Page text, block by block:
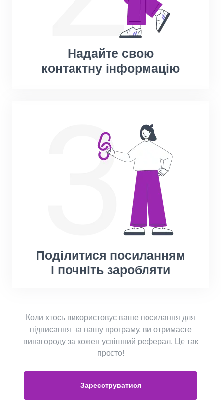
Надайте свою
контактну інформацію
Поділитися посиланням
і почніть заробляти
Коли хтось використовує ваше посилання для
підписання на нашу програму, ви отримаєте
винагороду за кожен успішний реферал. Це так
просто!
Зареєструватися